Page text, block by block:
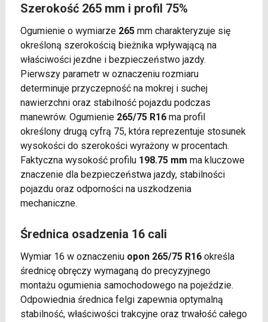
Szerokość 265 mm i profil 75%
Ogumienie o wymiarze 265mm charakteryzuje się
określoną szerokością bieżnika wpływającą na
właściwości jezdne i bezpieczeństwo jazdy.
Pierwszy parametr w oznaczeniu rozmiaru
determinuje przyczepność na mokrej i suchej
nawierzchni oraz stabilność pojazdu podczas
manewrów. Ogumienie 265/75 R16ma profil
określony drugą cyfrą 75, która reprezentuje stosunek
wysokości do szerokości wyrażony w procentach.
Faktyczna wysokość profilu 198.75 mm ma kluczowe
znaczenie dla bezpieczeństwa jazdy, stabilności
pojazdu oraz odporności na uszkodzenia
mechaniczne.
Średnica osadzenia 16 cali
Wymiar 16 w oznaczeniu opon 265/75 R16określa
średnicę obręczy wymaganą do precyzyjnego
montażu ogumienia samochodowego na pojeździe.
Odpowiednia średnica felgi zapewnia optymalną
stabilność, właściwości trakcyjne oraz trwałość całego